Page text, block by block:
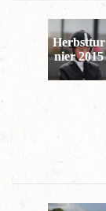
Herbsttur
nier 2015